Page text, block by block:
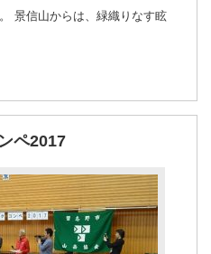
景信山からは、緑織りなす眩
ペ2017